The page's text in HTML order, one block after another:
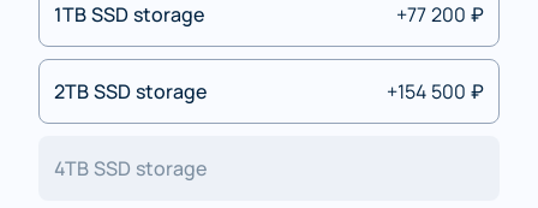
1TB SSD storage +77 200 ₽
2TB SSD storage +154 500 ₽
4TB SSD storage